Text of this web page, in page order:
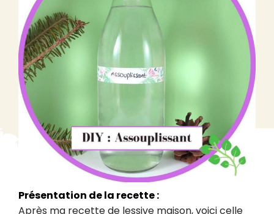
Présentation de la recette :
Après ma recette de lessive maison, voici celle